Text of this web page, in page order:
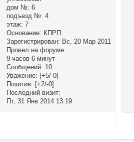
дом №: 6
подъезд №: 4
этаж: 7
Основание: КПРП
Зарегистрирован: Вс, 20 Мар 2011
Провел на форуме:
9 часов 6 минут
Сообщений: 10
Уважение: [+5/-0]
Позитив: [+2/-0]
Последний визит:
Пт, 31 Янв 2014 13:19